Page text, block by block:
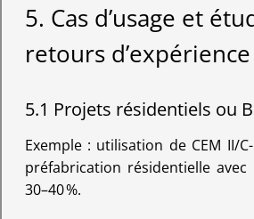
5. Cas d’usage et
retours d’expérience
5.1 Projets résidentiels ou
Exemple : utilisation de CEM II/
préfabrication résidentielle avec
30–40 %.